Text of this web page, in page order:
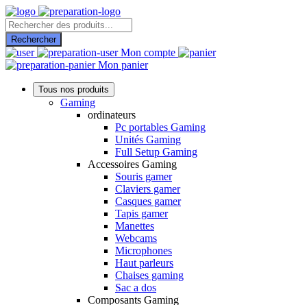
Recherche
de
produits
Rechercher
Mon compte
Mon panier
Tous nos produits
Gaming
ordinateurs
Pc portables Gaming
Unités Gaming
Full Setup Gaming
Accessoires Gaming
Souris gamer
Claviers gamer
Casques gamer
Tapis gamer
Manettes
Webcams
Microphones
Haut parleurs
Chaises gaming
Sac a dos
Composants Gaming